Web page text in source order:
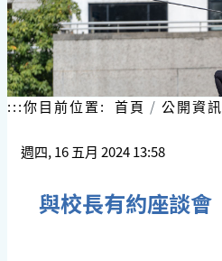
:::你目前位置: 首頁 公開資訊
週四, 16 五月 2024 13:58
與校長有約座談會